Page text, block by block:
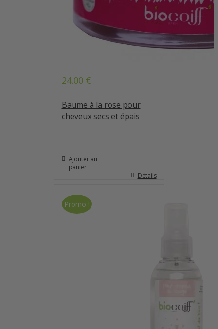
24.00 €
Baume à la rose pour
cheveux secs et épais
Ajouter au
panier
Détails
Promo !